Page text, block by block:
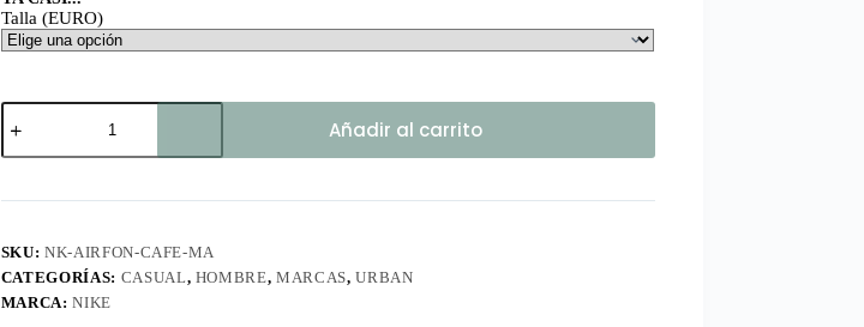
Talla (EURO)
Air
For
One
Añadir al carrito
SKU:NK-AIRFON-CAFE-MA
CATEGORÍAS: CASUAL, HOMBRE,MARCAS,URBAN
MARCA:NIKE